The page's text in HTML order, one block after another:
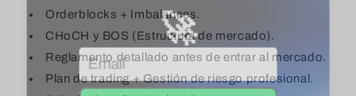
Orderblocks + Imbalances.
CHoCH y BOS (Estructura de mercado).
Reglamento detallado antes de entrar al mercado.
Plan de trading + Gestión de riesgo profesional.